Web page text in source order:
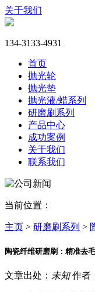
关于我们
134-3133-4931
首页
抛光轮
抛光垫
抛光液/蜡系列
研磨刷系列
产品中心
成功案例
关于我们
联系我们
当前位置：
主页 > 研磨刷系列 >
陶瓷纤维研磨刷：精准去
文章出处： 未知 作者